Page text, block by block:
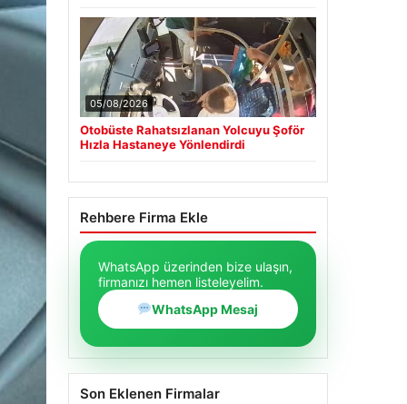
05/08/2026
Otobüste Rahatsızlanan Yolcuyu Şoför
Hızla Hastaneye Yönlendirdi
Rehbere Firma Ekle
WhatsApp üzerinden bize ulaşın,
firmanızı hemen listeleyelim.
WhatsApp Mesaj
Son Eklenen Firmalar